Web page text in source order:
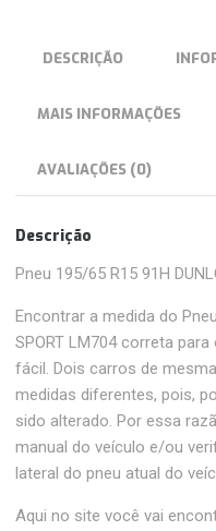
DESCRIÇÃO
MAIS INFORMAÇÕES
AVALIAÇÕES (0)
Descrição
Pneu 195/65 R15 91H
Encontrar a medida do
SPORT LM704 correta
fácil. Dois carros de
medidas diferentes, pois,
sido alterado. Por essa
manual do veículo e/ou
lateral do pneu atual do
Aqui no site você vai